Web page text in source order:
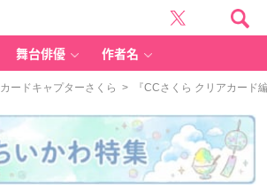
舞台俳優 作者名
カードキャプターさくら > 『CCさくら クリアカード